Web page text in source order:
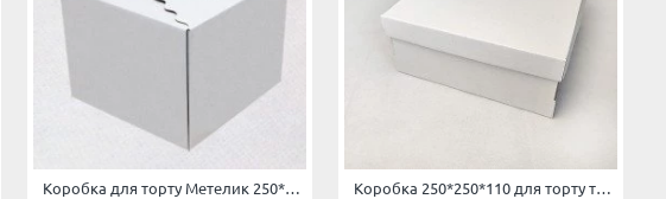
Коробка для торту Метелик 250*250*200 Біла Коробка 250*250*110 для торту та чізкейку з гофрокартону без вікна